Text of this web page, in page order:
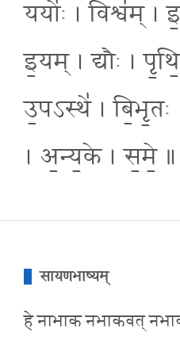
ययोः॑ । विश्व॑म्
इ॒यम् । द्यौः ।
उ॒पऽस्थे॑ ।
। अ॒न्य॒के । स॒मे॒ ॥
सायणभाष्यम्
हे नाभाक नभाकवत्